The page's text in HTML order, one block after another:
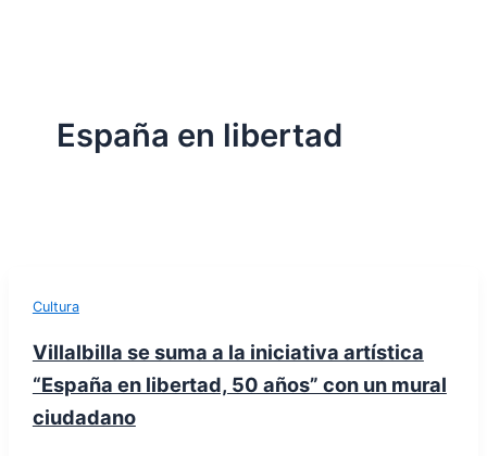
España en libertad
Cultura
Villalbilla se suma a la iniciativa artística
“España en libertad, 50 años” con un mural
ciudadano